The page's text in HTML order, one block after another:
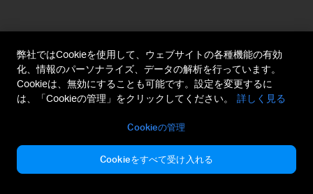
弊社ではCookieを使用して、ウェブサイトの各種機能の有効
化、情報のパーソナライズ、データの解析を行っています。
Cookieは、無効にすることも可能です。設定を変更するに
は、「Cookieの管理」をクリックしてください。
詳しく見る
Cookieの管理
Cookieをすべて受け入れる